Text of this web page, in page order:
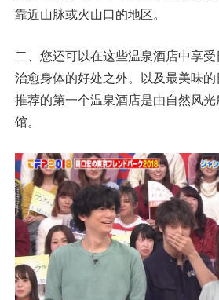
靠近山脉或火山口的地区。
二、您还可以在这些温泉酒店中享
治愈身体的好处之外。以及最美味
推荐的第一个温泉酒店是由自然风
馆。